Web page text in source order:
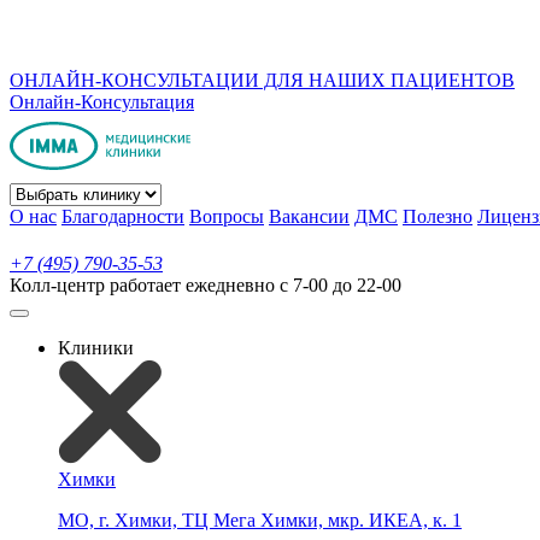
ОНЛАЙН-КОНСУЛЬТАЦИИ ДЛЯ НАШИХ ПАЦИЕНТОВ
Онлайн-Консультация
О нас Благодарности Вопросы Вакансии ДМС Полезно
+7 (495) 790-35-53
Колл-центр работает ежедневно с 7-00 до 22-00
Клиники
Химки
МО, г. Химки, ТЦ Мега Химки, мкр. ИКЕА, к. 1